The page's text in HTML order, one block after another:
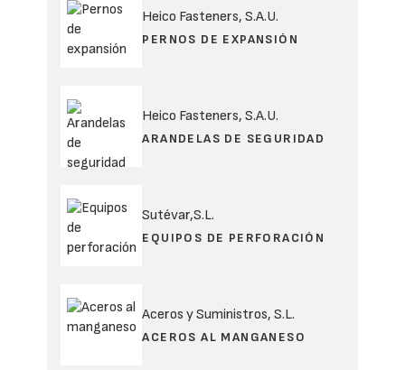
Heico Fasteners, S.A.U.
PERNOS DE EXPANSIÓN
Heico Fasteners, S.A.U.
ARANDELAS DE SEGURIDAD
Sutévar,S.L.
EQUIPOS DE PERFORACIÓN
Aceros y Suministros, S.L.
ACEROS AL MANGANESO